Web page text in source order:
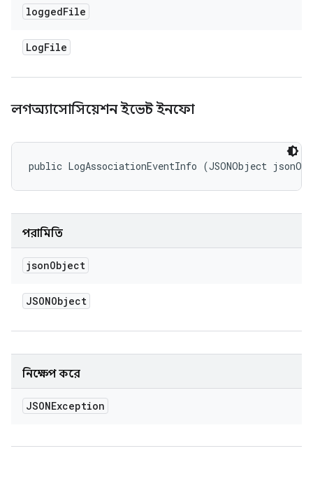
loggedFile
LogFile
লগঅ্যাসোসিয়েশন ইভেন্ট ইনফো
public LogAssociationEventInfo (JSONObject
পরামিতি
jsonObject
JSONObject
নিক্ষেপ করে
JSONException